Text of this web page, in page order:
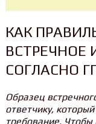
КАК
ВСТРЕЧНОЕ
СОГЛАСНО
Образец
ответчику,
требование.